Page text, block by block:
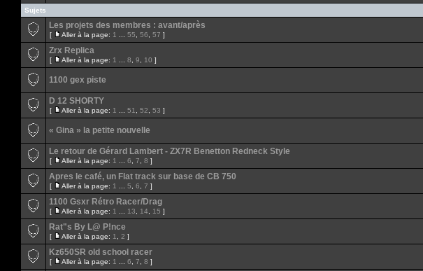
Sujets
Les projets des membres : avant/après
[ Aller à la page: 1 55 56 57 ]
Zrx Replica
[ Aller à la page: 1 8 9 10 ]
1100 gex piste
D 12 SHORTY
[ Aller à la page: 1 51 52 53 ]
« Gina » la petite nouvelle
Le retour de Gérard Lambert - ZX7R Benetton Redneck Style
[ Aller à la page: 1 6 7 8 ]
Apres le café, un Flat track sur base de CB 750
[ Aller à la page: 1 5 6 7 ]
1100 Gsxr Rétro Racer/Drag
[ Aller à la page: 1 13 14 15 ]
Rat"s By L@ P!nce
[ Aller à la page: 1 2 ]
Kz650SR old school racer
[ Aller à la page: 1 6 7 8 ]